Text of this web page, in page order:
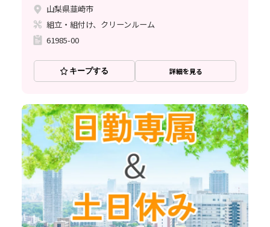
山梨県韮崎市
組立・組付け、クリーンルーム
61985-00
キープする 詳細を見る